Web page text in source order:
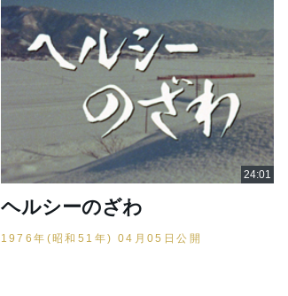
ヘルシーのざわ
1976年(昭和51年) 04月05日公開